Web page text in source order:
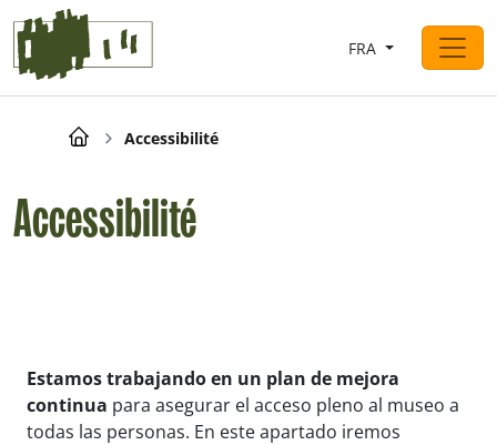
Saltar al contingut
Navigation principale
FRA
Breadcrumb
Accessibilité
Accessibilité
Estamos trabajando en un plan de mejora
continua para asegurar el acceso pleno al museo a
todas las personas. En este apartado iremos